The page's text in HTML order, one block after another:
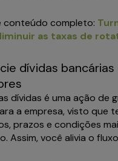
conteúdo completo:
as taxas de
dívidas
dívidas é uma ação de
a empresa, visto que
prazos e condições
Assim, você alivia o